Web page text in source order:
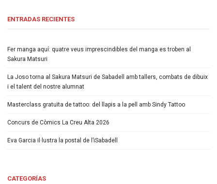
ENTRADAS RECIENTES
Fer manga aquí: quatre veus imprescindibles del manga es troben al
Sakura Matsuri
La Joso torna al Sakura Matsuri de Sabadell amb tallers, combats de dibuix
i el talent del nostre alumnat
Masterclass gratuïta de tattoo: del llapis a la pell amb Sindy Tattoo
Concurs de Còmics La Creu Alta 2026
Eva Garcia il·lustra la postal de l’iSabadell
CATEGORÍAS